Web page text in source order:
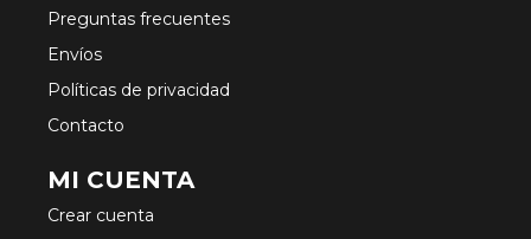
Preguntas frecuentes
Envíos
Políticas de privacidad
Contacto
MI CUENTA
Crear cuenta